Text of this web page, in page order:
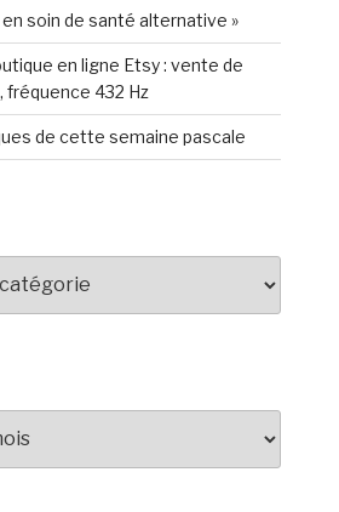
soin de santé alternative »
en ligne Etsy : vente de
432 Hz
de cette semaine pascale